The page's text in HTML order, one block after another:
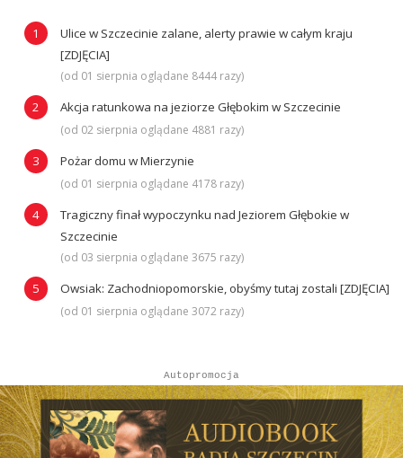
Ulice w Szczecinie zalane, alerty prawie w całym kraju
[ZDJĘCIA]
(od 01 sierpnia oglądane 8444 razy)
Akcja ratunkowa na jeziorze Głębokim w Szczecinie
(od 02 sierpnia oglądane 4881 razy)
Pożar domu w Mierzynie
(od 01 sierpnia oglądane 4178 razy)
Tragiczny finał wypoczynku nad Jeziorem Głębokie w
Szczecinie
(od 03 sierpnia oglądane 3675 razy)
Owsiak: Zachodniopomorskie, obyśmy tutaj zostali [ZDJĘCIA]
(od 01 sierpnia oglądane 3072 razy)
Autopromocja